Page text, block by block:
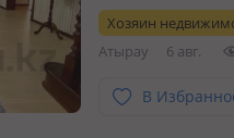
Хозяин
Атырау
6 авг.
В